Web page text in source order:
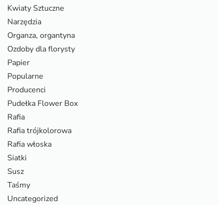
Kwiaty Sztuczne
Narzędzia
Organza, organtyna
Ozdoby dla florysty
Papier
Popularne
Producenci
Pudełka Flower Box
Rafia
Rafia trójkolorowa
Rafia włoska
Siatki
Susz
Taśmy
Uncategorized